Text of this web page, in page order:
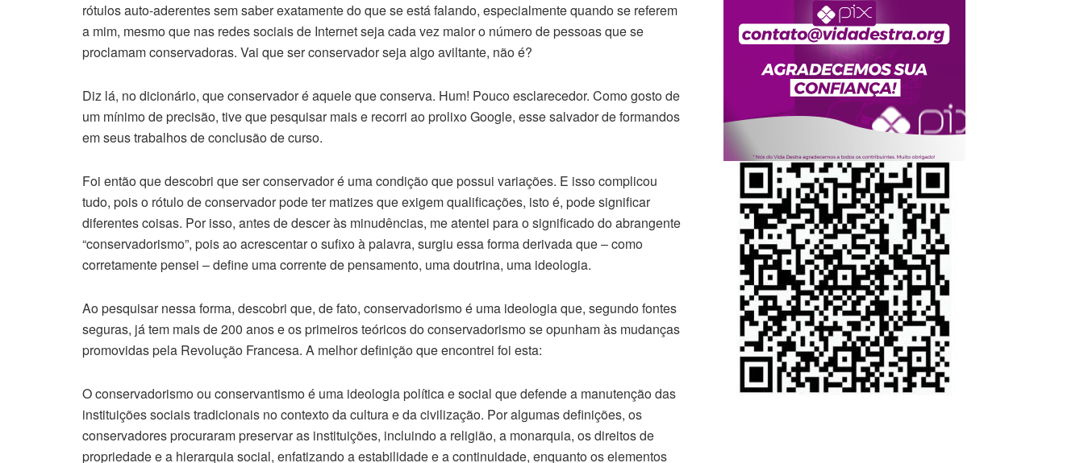
rótulos auto-aderentes sem saber exatamente do que se está falando, especialmente quando se referem
a mim, mesmo que nas redes sociais de Internet seja cada vez maior o número de pessoas que se
proclamam conservadoras. Vai que ser conservador seja algo aviltante, não é?
Diz lá, no dicionário, que conservador é aquele que conserva. Hum! Pouco esclarecedor. Como gosto de
um mínimo de precisão, tive que pesquisar mais e recorri ao prolixo Google, esse salvador de formandos
em seus trabalhos de conclusão de curso.
Foi então que descobri que ser conservador é uma condição que possui variações. E isso complicou
tudo, pois o rótulo de conservador pode ter matizes que exigem qualificações, isto é, pode significar
diferentes coisas. Por isso, antes de descer às minudências, me atentei para o significado do abrangente
“conservadorismo”, pois ao acrescentar o sufixo à palavra, surgiu essa forma derivada que – como
corretamente pensei – define uma corrente de pensamento, uma doutrina, uma ideologia.
Ao pesquisar nessa forma, descobri que, de fato, conservadorismo é uma ideologia que, segundo fontes
seguras, já tem mais de 200 anos e os primeiros teóricos do conservadorismo se opunham às mudanças
promovidas pela Revolução Francesa. A melhor definição que encontrei foi esta:
O conservadorismo ou conservantismo é uma ideologia política e social que defende a manutenção das
instituições sociais tradicionais no contexto da cultura e da civilização. Por algumas definições, os
conservadores procuraram preservar as instituições, incluindo a religião, a monarquia, os direitos de
propriedade e a hierarquia social, enfatizando a estabilidade e a continuidade, enquanto os elementos